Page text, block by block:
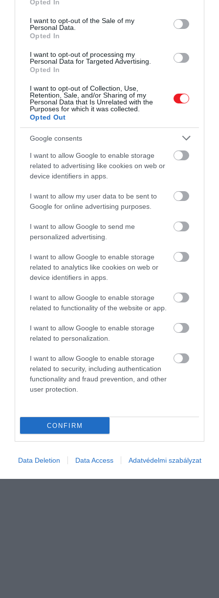
use your data for below specified purposes in below Google
consent section.
Opted In
I want to opt-out of the Sale of my
Personal Data.
Opted In
I want to opt-out of processing my
Personal Data for Targeted Advertising.
Opted In
I want to opt-out of Collection, Use,
Retention, Sale, and/or Sharing of my
Personal Data that Is Unrelated with the
Purposes for which it was collected.
Opted Out
Google consents
I want to allow Google to enable storage
related to advertising like cookies on web or
device identifiers in apps.
I want to allow my user data to be sent to
Google for online advertising purposes.
I want to allow Google to send me
personalized advertising.
I want to allow Google to enable storage
related to analytics like cookies on web or
device identifiers in apps.
I want to allow Google to enable storage
related to functionality of the website or app.
I want to allow Google to enable storage
related to personalization.
I want to allow Google to enable storage
related to security, including authentication
functionality and fraud prevention, and other
user protection.
CONFIRM
Data Deletion Data Access Adatvédelmi szabályzat
Amikor az első dinoszauruszok nagyjából
230 millió évvel ezelőtt megjelentek, a
modern emlősök ősei is kialakulóban
maguknak termelték a meleget. De
mikor?
2022. JÚLIUS 24. ● HAMU ÉS GYÉMÁNT
Megfejtették a melegvérű …
emlősök kialakulásának
rejtélyét